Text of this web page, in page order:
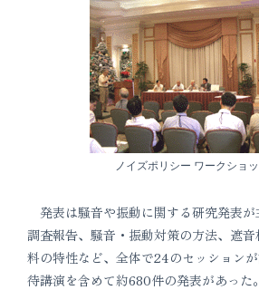
ノイズポリシー ワークショ
発表は騒音や振動に関する研究発表
調査報告、騒音・振動対策の方法、遮
料の特性など、全体で24のセッション
待講演を含めて約680件の発表があった